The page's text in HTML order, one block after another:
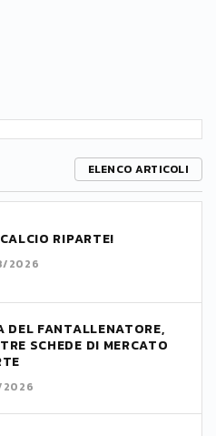
ELENCO ARTICOLI
RIPARTE!
2026
DEL FANTALLENATORE,
SCHEDE DI MERCATO